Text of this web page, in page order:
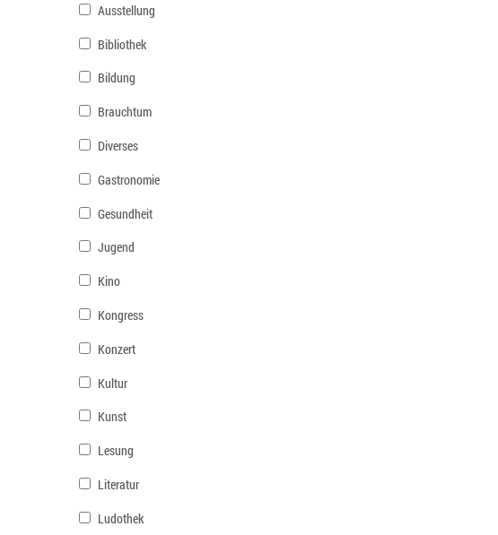
Ausstellung
Bibliothek
Bildung
Brauchtum
Diverses
Gastronomie
Gesundheit
Jugend
Kino
Kongress
Konzert
Kultur
Kunst
Lesung
Literatur
Ludothek